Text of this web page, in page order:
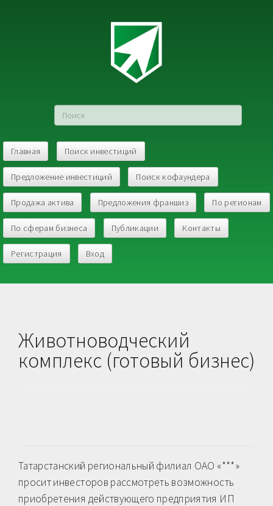
Главная Поиск инвестиций
Предложение инвестиций Поиск кофаундера
Продажа актива Предложения франшиз По регионам
По сферам бизнеса Публикации Контакты
Регистрация Вход
Животноводческий
комплекс (готовый бизнес)
Татарстанский региональный филиал ОАО «***»
просит инвесторов рассмотреть возможность
приобретения действующего предприятия ИП